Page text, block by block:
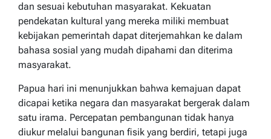
dan sesuai kebutuhan masyarakat. Kekuatan
pendekatan kultural yang mereka miliki membuat
kebijakan pemerintah dapat diterjemahkan ke dalam
bahasa sosial yang mudah dipahami dan diterima
masyarakat.
Papua hari ini menunjukkan bahwa kemajuan dapat
dicapai ketika negara dan masyarakat bergerak dalam
satu irama. Percepatan pembangunan tidak hanya
diukur melalui bangunan fisik yang berdiri, tetapi juga